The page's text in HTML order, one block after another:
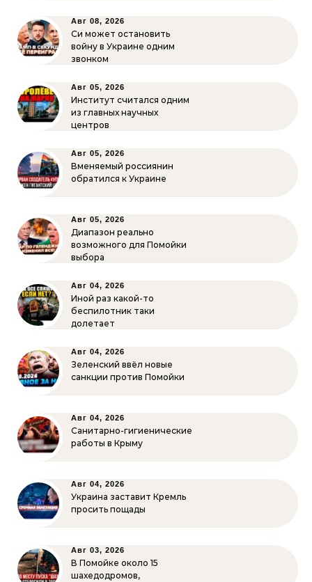
Авг 08, 2026
Си может остановить
войну в Украине одним
звонком
Авг 05, 2026
Институт считался одним
из главных научных
центров
Авг 05, 2026
Вменяемый россиянин
обратился к Украине
Авг 05, 2026
Диапазон реально
возможного для Помойки
выбора
Авг 04, 2026
Иной раз какой-то
беспилотник таки
долетает
Авг 04, 2026
Зеленский ввёл новые
санкции против Помойки
Авг 04, 2026
Санитарно-гигиенические
работы в Крыму
Авг 04, 2026
Украина заставит Кремль
просить пощады
Авг 03, 2026
В Помойке около 15
шахедодромов,